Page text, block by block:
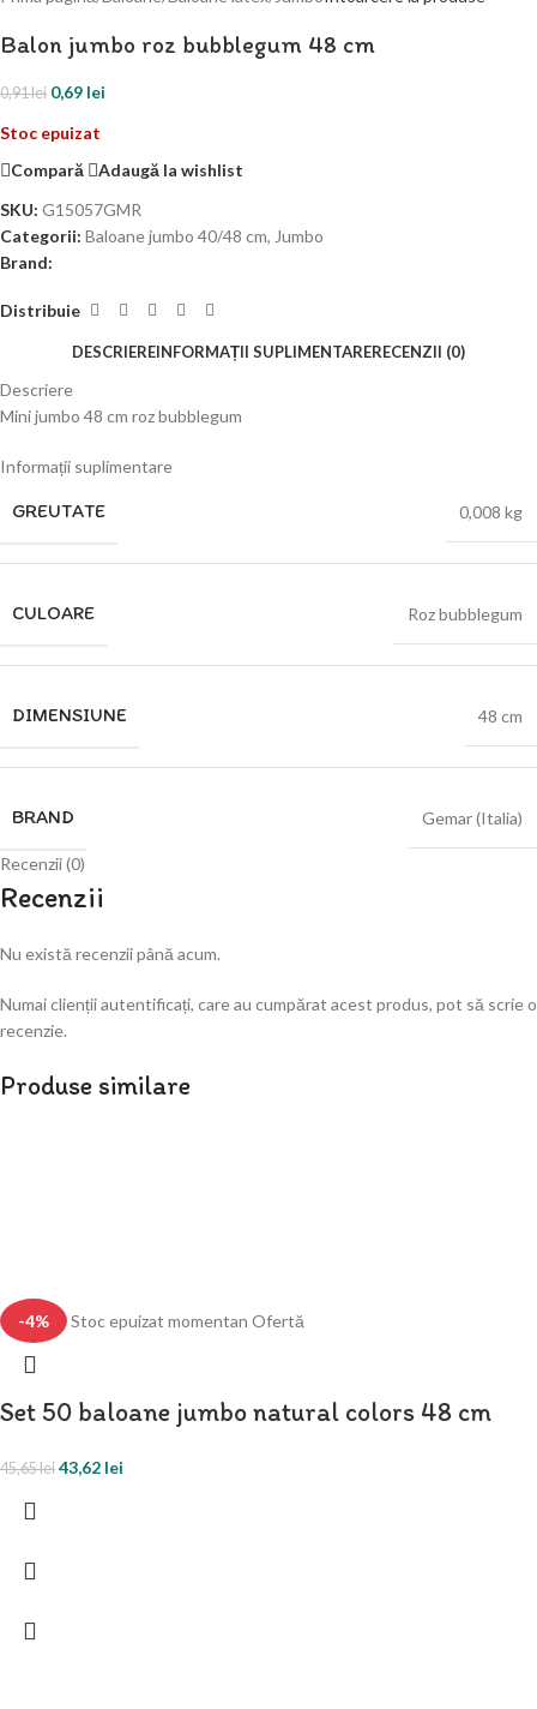
Balon jumbo roz bubblegum 48 cm
0,91lei 0,69 lei
Stoc epuizat
Compară
Adaugă la wishlist
SKU: G15057GMR
Categorii: Baloane jumbo 40/48 cm, Jumbo
Brand:
Distribuie
DESCRIEREINFORMAȚII SUPLIMENTARERECENZII (0)
Descriere
Mini jumbo 48 cm roz bubblegum
Informații suplimentare
GREUTATE 0,008 kg
CULOARE Roz bubblegum
DIMENSIUNE 48 cm
BRAND Gemar (Italia)
Recenzii (0)
Recenzii
Nu există recenzii până acum.
Numai clienții autentificați, care au cumpărat acest produs, pot să scrie o
recenzie.
Produse similare
-4% Stoc epuizat momentan Ofertă
Set 50 baloane jumbo natural colors 48 cm
45,65lei 43,62 lei